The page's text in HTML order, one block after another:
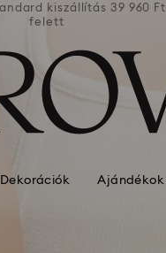
kiszállítás 39 960 Ft
felett
Dekorációk Ajándékok